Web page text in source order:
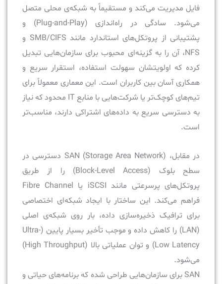
فایل مدیریت می‌کند و مستقیماً به شبکه‌ی محلی متصل
می‌شود. سادگی در راه‌اندازی (Plug-and-Play) و
پشتیبانی از پروتکل‌های استاندارد مانند SMB/CIFS و
NFS، آن را به گزینه‌ای محبوب برای سازمان‌هایی تبدیل
کرده که اولویتشان سهولت استفاده، استقرار سریع و
همکاری آسان بین کاربران است. این معماری معمولاً برای
تیم‌های کوچک‌تر یا شرکت‌هایی با منابع IT محدود که نیاز
به دسترسی سریع به داده‌های اشتراکی دارند، مناسب‌تر
است.
در مقابل، SAN (Storage Area Network) دسترسی در
سطح بلوک (Block-Level Access) را از طریق
پروتکل‌های پرسرعتی مانند iSCSI یا Fibre Channel
فراهم می‌کند. این ساختار با ایجاد شبکه‌ای اختصاصی
برای ترافیک ذخیره‌سازی داده، بار روی شبکه‌ی اصلی
(LAN) را کاهش داده و موجب تأخیر بسیار پایین (Ultra-
Low Latency) و توان عملیاتی بالا (High Throughput)
می‌شود.
SAN برای سازمان‌هایی طراحی شده که برنامه‌های حیاتی و